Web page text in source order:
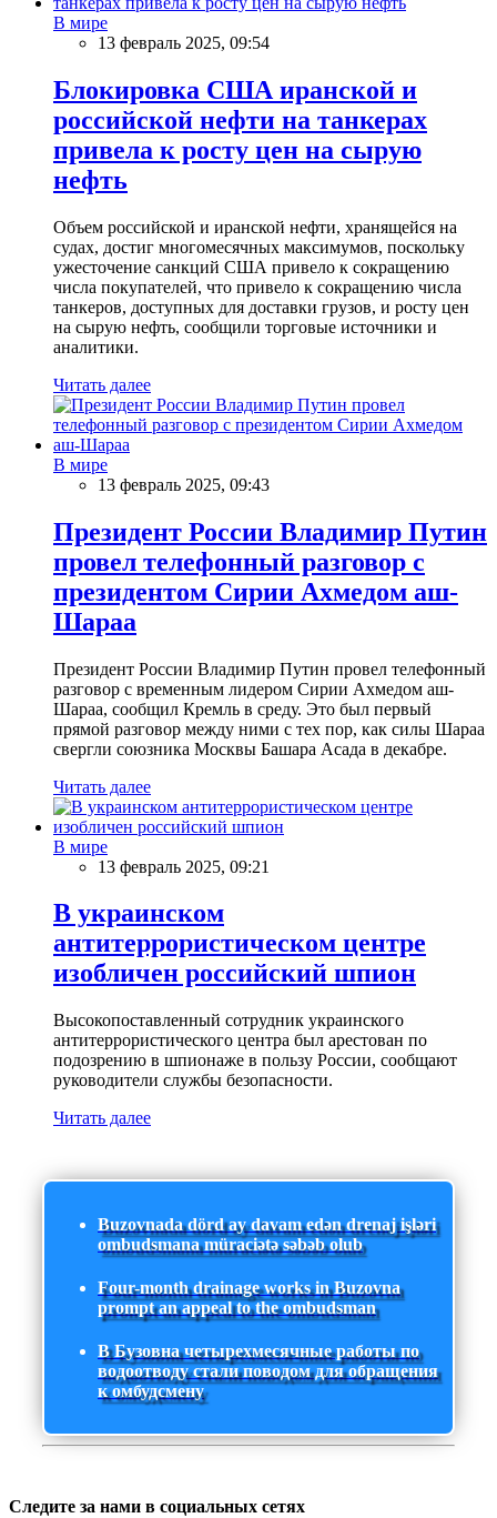
В мире
13 февраль 2025, 09:54
Блокировка США иранской и
российской нефти на танкерах
привела к росту цен на сырую
нефть
Объем российской и иранской нефти, хранящейся на
судах, достиг многомесячных максимумов, поскольку
ужесточение санкций США привело к сокращению
числа покупателей, что привело к сокращению числа
танкеров, доступных для доставки грузов, и росту цен
на сырую нефть, сообщили торговые источники и
аналитики.
Читать далее
В мире
13 февраль 2025, 09:43
Президент России Владимир Путин
провел телефонный разговор с
президентом Сирии Ахмедом аш-
Шараа
Президент России Владимир Путин провел телефонный
разговор с временным лидером Сирии Ахмедом аш-
Шараа, сообщил Кремль в среду. Это был первый
прямой разговор между ними с тех пор, как силы Шараа
свергли союзника Москвы Башара Асада в декабре.
Читать далее
В мире
13 февраль 2025, 09:21
В украинском
антитеррористическом центре
изобличен российский шпион
Высокопоставленный сотрудник украинского
антитеррористического центра был арестован по
подозрению в шпионаже в пользу России, сообщают
руководители службы безопасности.
Читать далее
Buzovnada dörd ay davam edən drenaj işləri
ombudsmana müraciətə səbəb olub
Four-month drainage works in Buzovna
prompt an appeal to the ombudsman
В Бузовна четырехмесячные работы по
водоотводу стали поводом для обращения
к омбудсмену
Следите за нами в социальных сетях